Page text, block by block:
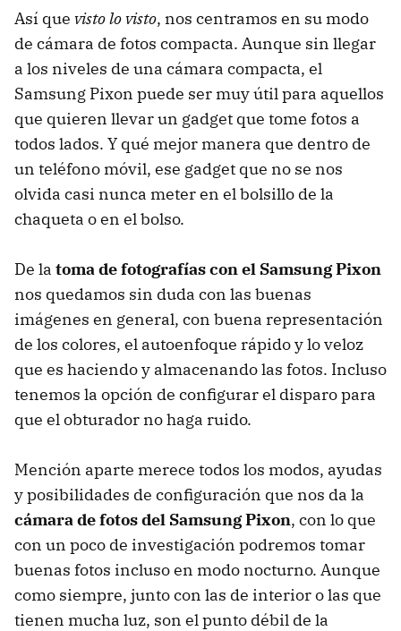
Así que visto lo visto, nos centramos en su modo
de cámara de fotos compacta. Aunque sin llegar
a los niveles de una cámara compacta, el
Samsung Pixon puede ser muy útil para aquellos
que quieren llevar un gadget que tome fotos a
todos lados. Y qué mejor manera que dentro de
un teléfono móvil, ese gadget que no se nos
olvida casi nunca meter en el bolsillo de la
chaqueta o en el bolso.
De la toma de fotografías con el Samsung Pixon
nos quedamos sin duda con las buenas
imágenes en general, con buena representación
de los colores, el autoenfoque rápido y lo veloz
que es haciendo y almacenando las fotos. Incluso
tenemos la opción de configurar el disparo para
que el obturador no haga ruido.
Mención aparte merece todos los modos, ayudas
y posibilidades de configuración que nos da la
cámara de fotos del Samsung Pixon, con lo que
con un poco de investigación podremos tomar
buenas fotos incluso en modo nocturno. Aunque
como siempre, junto con las de interior o las que
tienen mucha luz, son el punto débil de la